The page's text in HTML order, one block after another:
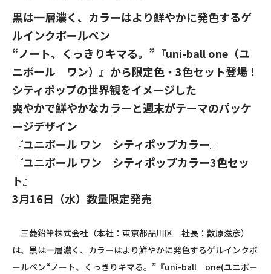
黒は一層濃く、カラーはより鮮やかに発色するゲ
ルインクボールペン
“ノート、くっきりキマる。”『uni-ball one（ユ
ニボール ワン）』から限定色・3色セット登場！
シティポップの世界観をイメージした
爽やかで鮮やかなカラーと週末がテーマのパッケ
ージデザイン
『ユニボール ワン シティポップカラー』
『ユニボール ワン シティポップカラー3色セッ
ト』
3月16日（水）数量限定発売
三菱鉛筆株式会社（本社：東京都品川区 社長：数原滋彦）
は、黒は一層濃く、カラーはより鮮やかに発色するゲルインクボ
ールペン“ノート、くっきりキマる。”『uni-ball one(ユニボー